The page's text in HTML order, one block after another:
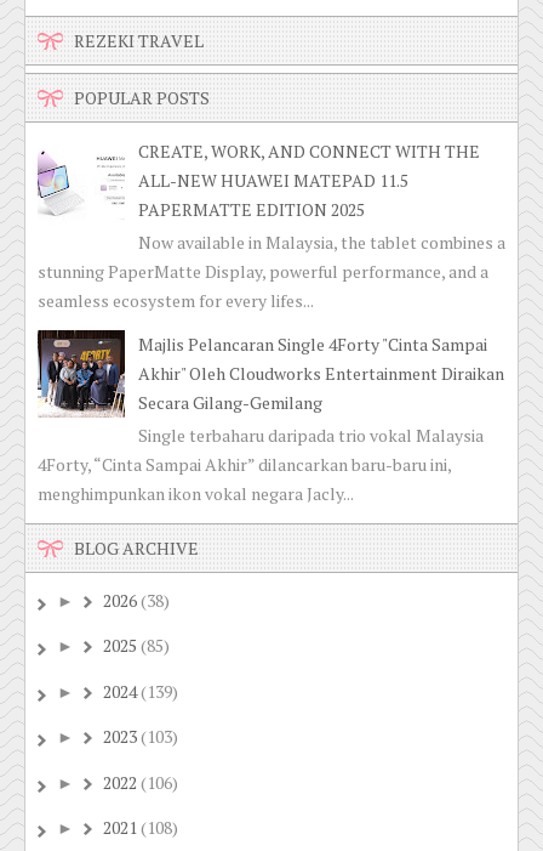
REZEKI TRAVEL
POPULAR POSTS
CREATE, WORK, AND CONNECT WITH THE
ALL-NEW HUAWEI MATEPAD 11.5
PAPERMATTE EDITION 2025
Now available in Malaysia, the tablet combines a
stunning PaperMatte Display, powerful performance, and a
seamless ecosystem for every lifes...
Majlis Pelancaran Single 4Forty "Cinta Sampai
Akhir" Oleh Cloudworks Entertainment Diraikan
Secara Gilang-Gemilang
Single terbaharu daripada trio vokal Malaysia
4Forty, “Cinta Sampai Akhir” dilancarkan baru-baru ini,
menghimpunkan ikon vokal negara Jacly...
BLOG ARCHIVE
► 2026(38)
► 2025 (85)
► 2024(139)
► 2023(103)
► 2022 (106)
► 2021(108)